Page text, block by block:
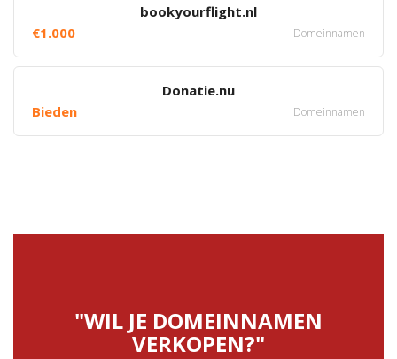
bookyourflight.nl
€1.000
Domeinnamen
Donatie.nu
Bieden
Domeinnamen
"WIL JE DOMEINNAMEN
VERKOPEN?"